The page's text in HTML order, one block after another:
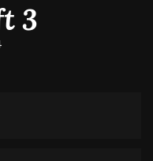
Ticisoft 3
4